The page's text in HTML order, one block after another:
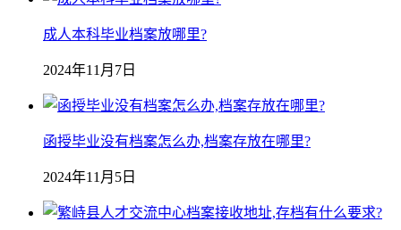
成人本科毕业档案放哪里?
2024年11月7日
函授毕业没有档案怎么办,档案存放在哪里?
2024年11月5日